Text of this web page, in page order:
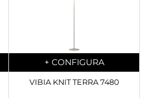
Quantità
+ CONFIGURA
VIBIA KNIT TERRA 7480